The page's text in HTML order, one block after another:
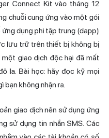
Connect Kit vào tháng 12
chuỗi cung ứng vào một gói
dụng phi tập trung (dapp)
lưu trữ trên thiết bị không bị
giao dịch độc hại đã mất
la. Bài học: hãy đọc kỹ mọi
bạn không nhận ra.
giao dịch nên sử dụng ứng
sử dụng tin nhắn SMS. Các